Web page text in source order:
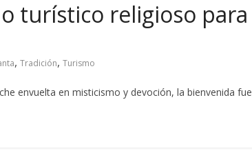
turístico religioso para
, Tradición, Turismo
envuelta en misticismo y devoción, la bienvenida fue